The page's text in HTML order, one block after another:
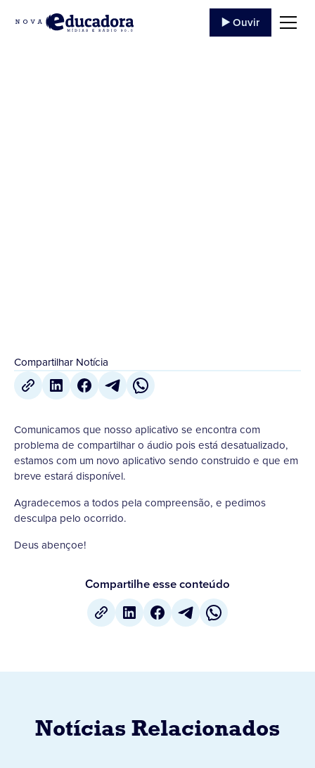
▶️ Ouvir
Compartilhar Notícia
Comunicamos que nosso aplicativo se encontra com
problema de compartilhar o áudio pois está desatualizado,
estamos com um novo aplicativo sendo construido e que em
breve estará disponível.
Agradecemos a todos pela compreensão, e pedimos
desculpa pelo ocorrido.
Deus abençoe!
Compartilhe esse conteúdo
Notícias Relacionados